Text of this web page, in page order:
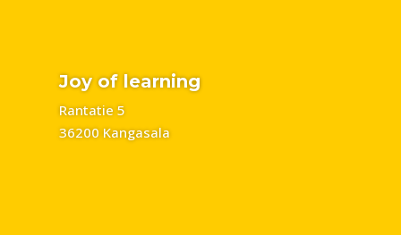
Joy of learning
Rantatie 5
36200 Kangasala